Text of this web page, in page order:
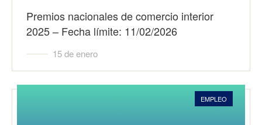
Premios nacionales de comercio interior
2025 – Fecha límite: 11/02/2026
15 de enero
EMPLEO